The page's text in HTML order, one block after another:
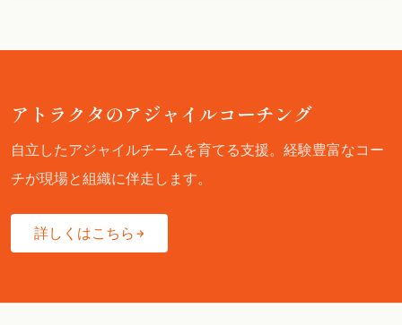
アトラクタのアジャイルコーチング
自立したアジャイルチームを育てる支援。経験豊富なコー
チが現場と組織に伴走します。
詳しくはこちら